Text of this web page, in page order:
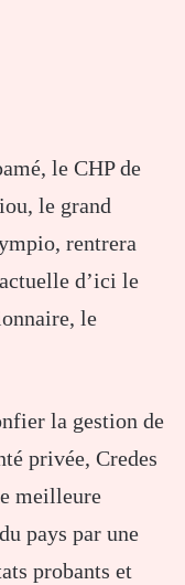
le CHP de
le grand
rentrera
d’ici le
le
la gestion de
privée, Credes
meilleure
pays par une
probants et